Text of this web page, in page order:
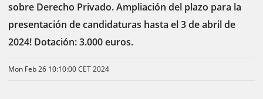
sobre Derecho Privado. Ampliación del plazo para la
presentación de candidaturas hasta el 3 de abril de
2024! Dotación: 3.000 euros.
Mon Feb 26 10:10:00 CET 2024